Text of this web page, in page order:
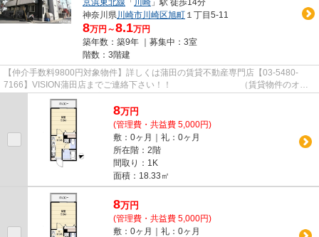
京浜東北線 「 川崎 」駅 徒歩14分
神奈川県川崎市川崎区旭町 １丁目5-11
8万円～8.1万円
築年数：築9年 ｜募集中： 3室
階数：3階建
【仲介手数料9800円対象物件】詳しくは蒲田の賃貸不動産専門店【03-5480-
7166】VISION蒲田店までご連絡下さい！！ （賃貸物件のオス
スメポイント） ディンプルキー 敷...
8万円
(管理費・共益費 5,000円)
敷：0ヶ月｜礼：0ヶ月
所在階：2階
間取り：1K
面積：18.33㎡
8万円
(管理費・共益費 5,000円)
敷：0ヶ月｜礼：0ヶ月